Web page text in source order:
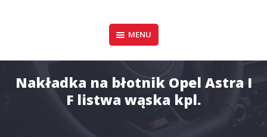
P.P.H.U. DAWID
GAŁUSZKA
Design & Style
MENU
Nakładka na błotnik Opel Astra I
F listwa wąska kpl.